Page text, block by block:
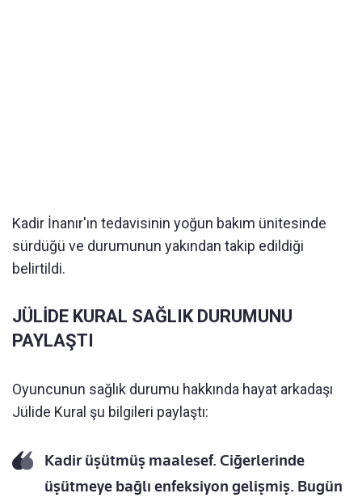
Kadir İnanır'ın tedavisinin yoğun bakım ünitesinde
sürdüğü ve durumunun yakından takip edildiği
belirtildi.
JÜLİDE KURAL SAĞLIK DURUMUNU
PAYLAŞTI
Oyuncunun sağlık durumu hakkında hayat arkadaşı
Jülide Kural şu bilgileri paylaştı:
Kadir üşütmüş maalesef. Ciğerlerinde
üşütmeye bağlı enfeksiyon gelişmiş. Bugün